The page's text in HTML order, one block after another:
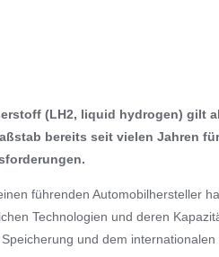
(LH2, liquid hydrogen) gilt
bereits seit vielen Jahren
führenden Automobilhersteller
Technologien und deren
und dem